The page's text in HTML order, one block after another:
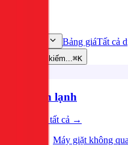
Bảng giáTất cả
Tìm kiếm...⌘K
Điện lạnh
Xem tất cả →
Máy giặt không